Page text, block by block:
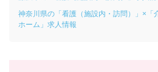
神奈川県の「看護（施設内・訪問）」×「
ホーム」求人情報